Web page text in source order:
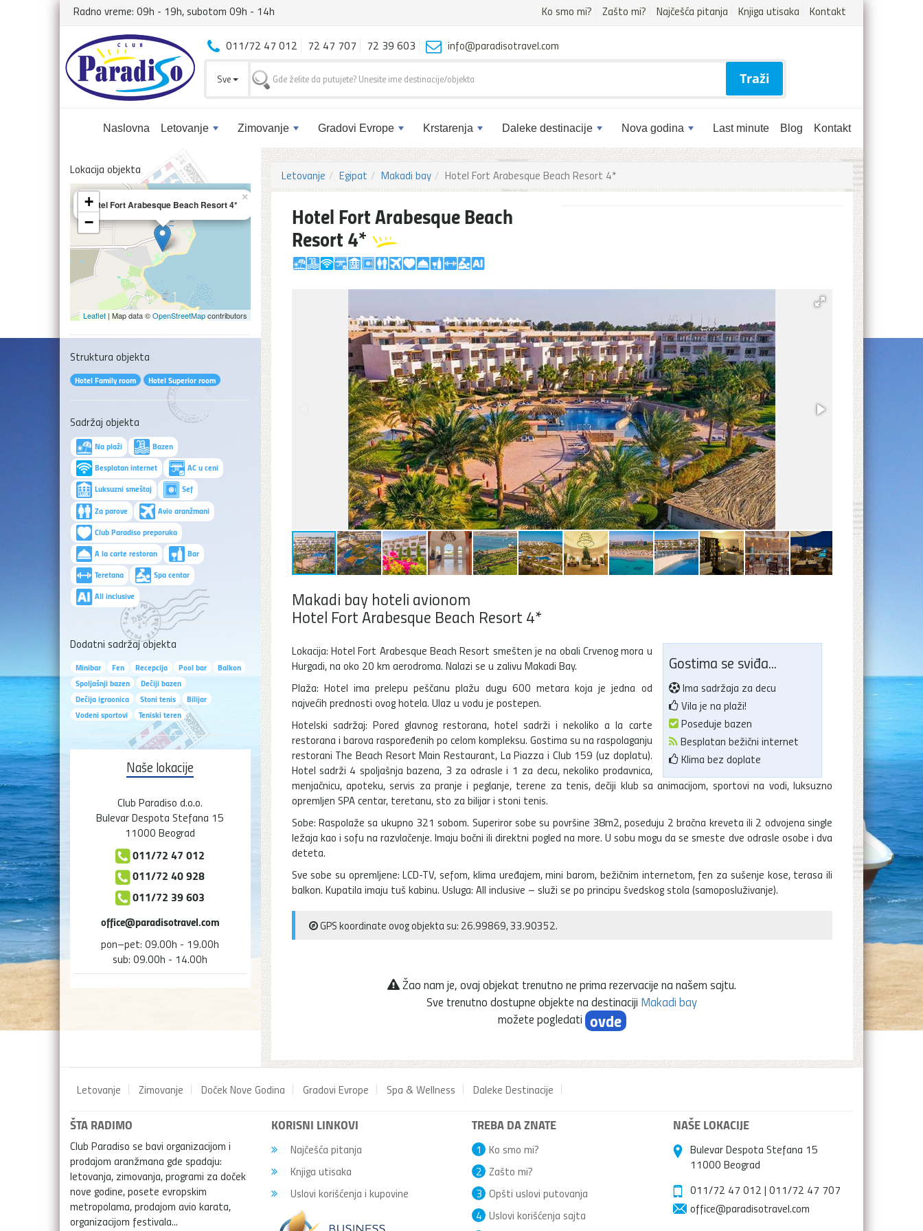
Radno vreme: 09h - 19h, subotom 09h - 14h Ko smo mi? Zašto mi? Najčešća pitanja Knjiga utisaka Kontakt
Naslovna Letovanje Zimovanje Gradovi Evrope Krstarenja Daleke destinacije Nova godina Last minute Blog Kontakt
011/72 47 012 72 47 707 72 39 603 info@paradisotravel.com
Sve Traži
Letovanje Egipat Makadi bay Hotel Fort Arabesque Beach Resort 4*
Hotel Fort Arabesque Beach
Resort 4*
Makadi bay hoteli avionom
Hotel Fort Arabesque Beach Resort 4*
Gostima se sviđa...
Ima sadržaja za decu
Vila je na plaži!
Poseduje bazen
Besplatan bežični internet
Klima bez doplate
Lokacija: Hotel Fort Arabesque Beach Resort smešten je na obali Crvenog mora u
Hurgadi, na oko 20 km aerodroma. Nalazi se u zalivu Makadi Bay.
Plaža: Hotel ima prelepu peščanu plažu dugu 600 metara koja je jedna od
najvećih prednosti ovog hotela. Ulaz u vodu je postepen.
Hotelski sadržaj: Pored glavnog restorana, hotel sadrži i nekoliko a la carte
restorana i barova raspoređenih po celom kompleksu. Gostima su na raspolaganju
restorani The Beach Resort Main Restaurant, La Piazza i Club 159 (uz doplatu).
Hotel sadrži 4 spoljašnja bazena, 3 za odrasle i 1 za decu, nekoliko prodavnica,
menjačnicu, apoteku, servis za pranje i peglanje, terene za tenis, dečiji klub sa animacijom, sportovi na vodi, luksuzno
opremljen SPA centar, teretanu, sto za bilijar i stoni tenis.
Sobe: Raspolaže sa ukupno 321 sobom. Superiror sobe su površine 38m2, poseduju 2 bračna kreveta ili 2 odvojena single
ležaja kao i sofu na razvlačenje. Imaju bočni ili direktni pogled na more. U sobu mogu da se smeste dve odrasle osobe i dva
deteta.
Sve sobe su opremljene: LCD-TV, sefom, klima uređajem, mini barom, bežičnim internetom, fen za sušenje kose, terasa ili
balkon. Kupatila imaju tuš kabinu. Usluga: All inclusive – služi se po principu švedskog stola (samoposluživanje).
GPS koordinate ovog objekta su: 26.99869, 33.90352.
Žao nam je, ovaj objekat trenutno ne prima rezervacije na našem sajtu.
Sve trenutno dostupne objekte na destinaciji Makadi bay
možete pogledati ovde
Lokacija objekta
Hotel Fort Arabesque Beach Resort 4*
×
+
−
Leaflet| Map data ©OpenStreetMapcontributors
Struktura objekta
Hotel Family room Hotel Superior room
Sadržaj objekta
Na plaži
Bazen
Besplatan internet
AC u ceni
Luksuzni smeštaj
Sef
Za parove
Avio aranžmani
Club Paradiso preporuka
A la carte restoran
Bar
Teretana
Spa centar
All inclusive
Dodatni sadržaj objekta
Minibar Fen Recepcija Pool bar
Balkon
Spoljašnji bazen
Dečiji bazen
Dečija igraonica
Stoni tenis
Bilijar
Vodeni sportovi
Teniski teren
Naše lokacije
Club Paradiso d.o.o.
Bulevar Despota Stefana 15
11000 Beograd
011/72 47 012
011/72 40 928
011/72 39 603
office@paradisotravel.com
pon–pet: 09.00h - 19.00h
sub: 09.00h - 14.00h
Letovanje Zimovanje Doček Nove Godina Gradovi Evrope Spa & Wellness Daleke Destinacije
ŠTA RADIMO
Club Paradiso se bavi organizacijom i
prodajom aranžmana gde spadaju:
letovanja, zimovanja, programi za doček
nove godine, posete evropskim
metropolama, prodajom avio karata,
organizacijom festivala...
KORISNI LINKOVI
Najčešća pitanja
Knjiga utisaka
Uslovi korišćenja i kupovine
TREBA DA ZNATE
Ko smo mi?
1
Zašto mi?
2
Opšti uslovi putovanja
3
Uslovi korišćenja sajta
4
NAŠE LOKACIJE
Bulevar Despota Stefana 15
11000 Beograd
011/72 47 012 | 011/72 47 707
office@paradisotravel.com